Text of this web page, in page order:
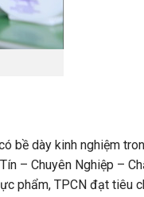
bề dày kinh nghiệm
– Chuyên Nghiệp –
phẩm, TPCN đạt tiêu